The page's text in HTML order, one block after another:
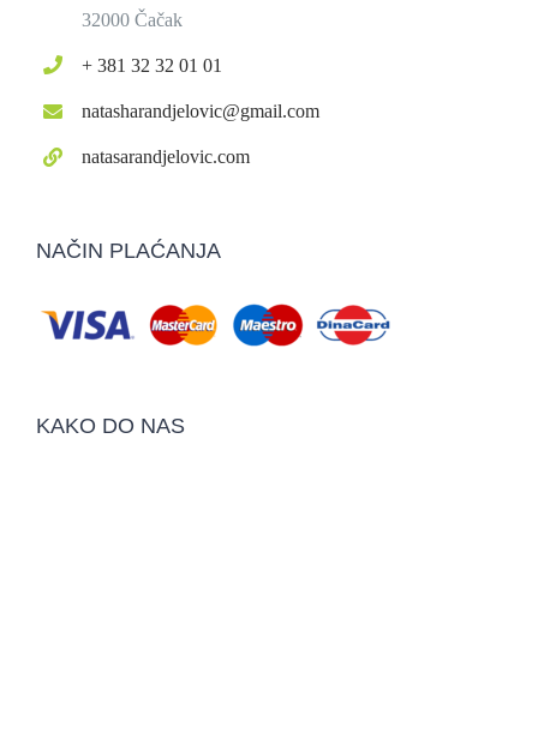
32000 Čačak
+ 381 32 32 01 01
natasharandjelovic@gmail.com
natasarandjelovic.com
NAČIN PLAĆANJA
KAKO DO NAS